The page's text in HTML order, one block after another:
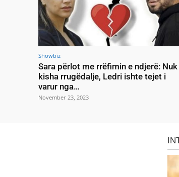
Showbiz
Sara përlot me rrëfimin e ndjerë: Nuk
kisha rrugëdalje, Ledri ishte tejet i
varur nga…
November 23, 2023